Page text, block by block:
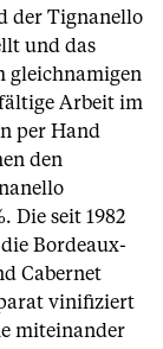
der Tignanello
und das
gleichnamigen
Arbeit im
per Hand
den
Die seit 1982
Bordeaux-
Cabernet
vinifiziert
miteinander